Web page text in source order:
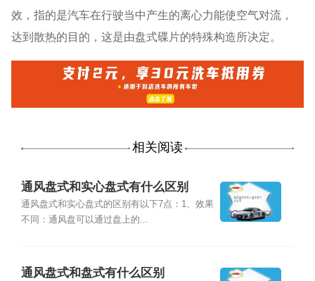
效，指的是汽车在行驶当中产生的离心力能使空气对流，
达到散热的目的，这是由盘式碟片的特殊构造所决定。
相关阅读
通风盘式和实心盘式有什么区别
通风盘式和实心盘式的区别有以下7点：1、效果
不同：通风盘可以通过盘上的...
通风盘式和盘式有什么区别